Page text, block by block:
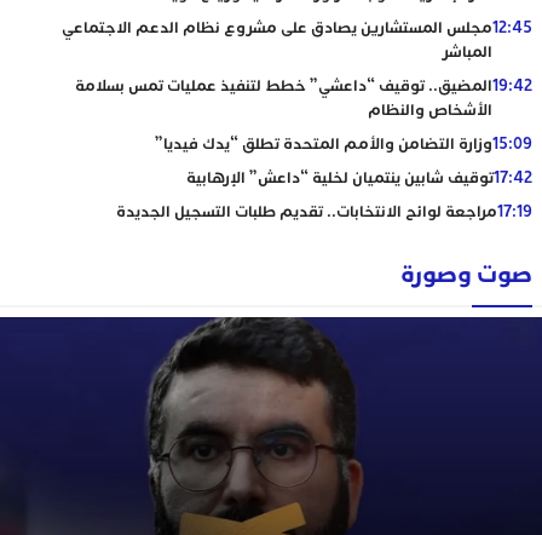
12:45مجلس المستشارين يصادق على مشروع نظام الدعم الاجتماعي
المباشر
19:42المضيق.. توقيف “داعشي” خطط لتنفيذ عمليات تمس بسلامة
الأشخاص والنظام
15:09وزارة التضامن والأمم المتحدة تطلق “يدك فيديا”
17:42توقيف شابين ينتميان لخلية “داعش” الإرهابية
17:19مراجعة لوائح الانتخابات.. تقديم طلبات التسجيل الجديدة
صوت وصورة